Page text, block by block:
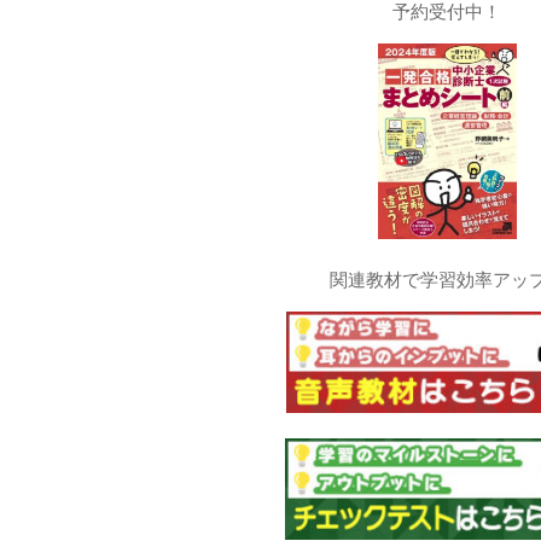
予約受付中！
関連教材で学習効率アッ